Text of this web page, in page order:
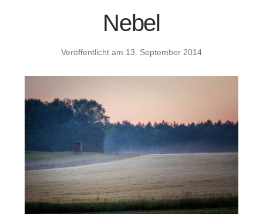
Nebel
Veröffentlicht am 13. September 2014